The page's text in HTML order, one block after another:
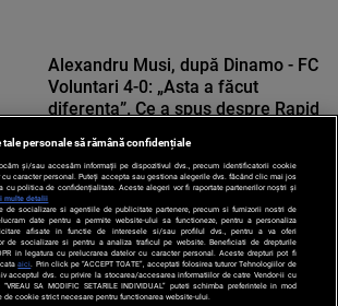
Alexandru Musi, după Dinamo - FC
Voluntari 4-0: „Asta a făcut
diferența”. Ce a spus despre Rapid
tale personale să rămână confidențiale
și/sau accesăm informații pe dispozitivul dvs., precum identificatorii cookie
cu caracter personal. Puteți accepta sau gestiona alegerile dvs. făcând clic mai jos
cu politica de confidențialitate. Aceste alegeri vor fi raportate partenerilor noștri și
multe detalii
de socializare si agentiile de publicitate partenere, precum si furnizorii nostri de
date pentru a permite website-ului sa functioneze, pentru a personaliza
afisate in functie de interesele si/sau profilul dvs., pentru a va oferi
de socializare si pentru a analiza traficul pe website. Beneficiati de drepturile
in legatura cu prelucrarea datelor cu caracter personal. Aceste drepturi pot fi
aici . Prin click pe “ACCEPT TOATE”, acceptati folosirea tuturor Tehnologiilor de
acceptul dvs. cu privire la stocarea/accesarea informatiilor de catre Vendor-ii cu
SA MODIFIC SETARILE INDIVIDUAL” puteti schimba preferintele in mod
de cookie strict necesare pentru functionarea website-ului.